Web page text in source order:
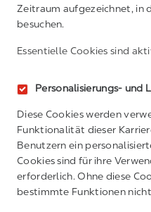
Zeitraum aufgezeichnet, in
besuchen.
Essentielle Cookies sind
Personalisierungs- und
Diese Cookies werden
Funktionalität dieser
Benutzern ein
Cookies sind für ihre
erforderlich. Ohne diese
bestimmte Funktionen